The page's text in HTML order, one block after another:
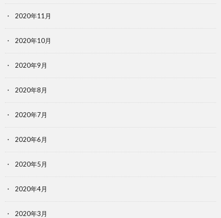
2020年11月
2020年10月
2020年9月
2020年8月
2020年7月
2020年6月
2020年5月
2020年4月
2020年3月